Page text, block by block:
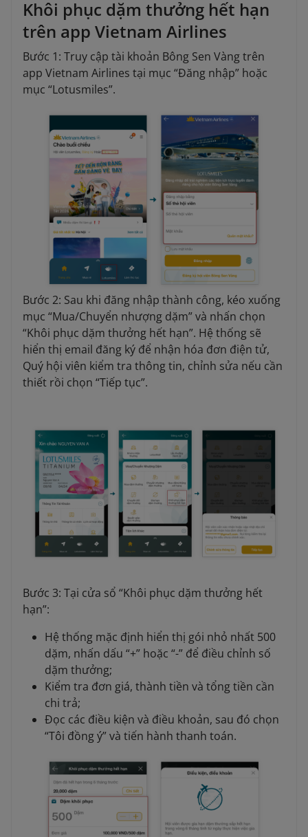
Khôi phục dặm thưởng hết hạn
trên app Vietnam Airlines
Bước 1: Truy cập tài khoản Bông Sen Vàng trên
app Vietnam Airlines tại mục “Đăng nhập” hoặc
mục “Lotusmiles”.
Bước 2: Sau khi đăng nhập thành công, kéo xuống
mục “Mua/Chuyển nhượng dặm” và nhấn chọn
“Khôi phục dặm thưởng hết hạn”. Hệ thống sẽ
hiển thị email đăng ký để nhận hóa đơn điện tử,
Quý hội viên kiểm tra thông tin, chỉnh sửa nếu cần
thiết rồi chọn “Tiếp tục”.
Bước 3: Tại cửa sổ “Khôi phục dặm thưởng hết
hạn”:
Hệ thống mặc định hiển thị gói nhỏ nhất 500
dặm, nhấn dấu “+” hoặc “-” để điều chỉnh số
dặm thưởng;
Kiểm tra đơn giá, thành tiền và tổng tiền cần
chi trả;
Đọc các điều kiện và điều khoản, sau đó chọn
“Tôi đồng ý” và tiến hành thanh toán.